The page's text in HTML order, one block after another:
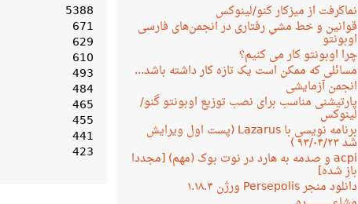
5388
671
629
610
493
484
465
455
441
423
نماگرفت از میزکار گنو/لینوکس
قوانین و خط مشیِ رفتاری در انجمن‌های فارسی
اوبونتو
چرا اوبونتو کار می کنیم؟
مسائلی که ممکن است یک تازه کار داشته باشد...
انجمن آزمایشی
پارتیشنی مناسب برای نصب توزیع اوبونتو گنو/
لینوکس
برنامه نویسی با Lazarus (پست اول ویرایش
شد ۹۳/۰۴/۲۳ )
acpi و صدمه به هارد در نوت بوک (مهم) [مجددا
باز شده]
دانلود منجر Persepolis ورژن ۱.۱۸.۴